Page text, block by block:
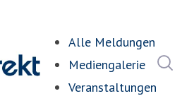
Alle Meldungen
Mediengalerie
Veranstaltungen